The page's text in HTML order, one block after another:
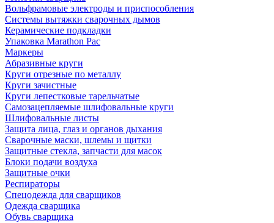
Вольфрамовые электроды и приспособления
Системы вытяжки сварочных дымов
Керамические подкладки
Упаковка Marathon Pac
Маркеры
Абразивные круги
Круги отрезные по металлу
Круги зачистные
Круги лепестковые тарельчатые
Самозацепляемые шлифовальные круги
Шлифовальные листы
Защита лица, глаз и органов дыхания
Сварочные маски, шлемы и щитки
Защитные стекла, запчасти для масок
Блоки подачи воздуха
Защитные очки
Респираторы
Спецодежда для сварщиков
Одежда сварщика
Обувь сварщика